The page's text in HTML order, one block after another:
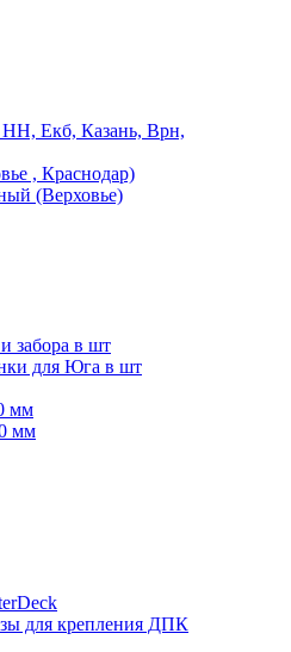
Екб, Казань, Врн,
, Краснодар)
(Верховье)
забора в шт
для Юга в шт
мм
мм
для крепления ДПК